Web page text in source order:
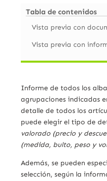
Tabla de contenidos
Vista previa con
Vista previa con
Informe de todos los
agrupaciones indicadas
detalle de todos los
puede elegir el tipo de
valorado (precio y
(medida, bulto, peso y
Además, se pueden
selección, según la